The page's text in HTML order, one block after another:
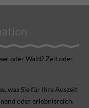
oder Wald? Zelt oder
was Sie für Ihre Aus­zeit
oder erlebnis­reich.